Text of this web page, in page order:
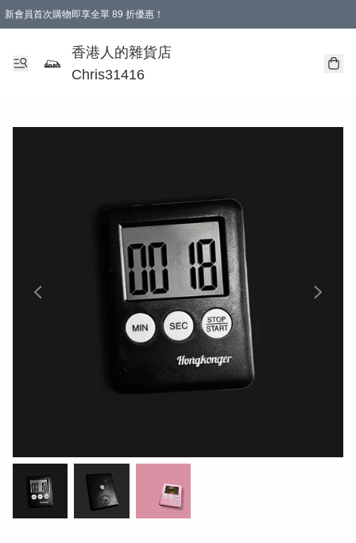
新會員首次購物即享全單 89 折優惠！
購物滿 HKD 499.00即享免運費優惠！（適用於 本地送貨、本地取貨 )
【滿 $300 專屬驚喜：無聲信物（最後一批）】
香港人的雜貨店
Chris31416